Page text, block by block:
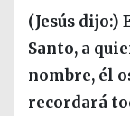
(Jesús dijo:)
Santo, a
nombre, él
recordará